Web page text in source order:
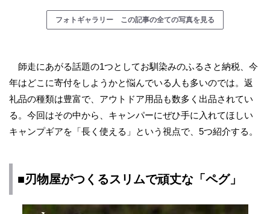
フォトギャラリー この記事の全ての写真を見る
師走にあがる話題の1つとしてお馴染みのふるさと納税、今
年はどこに寄付をしようかと悩んでいる人も多いのでは。返
礼品の種類は豊富で、アウトドア用品も数多く出品されてい
る。今回はその中から、キャンパーにぜひ手に入れてほしい
キャンプギアを「長く使える」という視点で、5つ紹介する。
■刃物屋がつくるスリムで頑丈な「ペグ」